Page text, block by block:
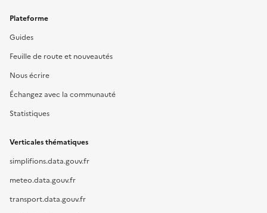
Plateforme
Guides
Feuille de route et nouveautés
Nous écrire
Échangez avec la communauté
Statistiques
Verticales thématiques
simplifions.data.gouv.fr
meteo.data.gouv.fr
transport.data.gouv.fr